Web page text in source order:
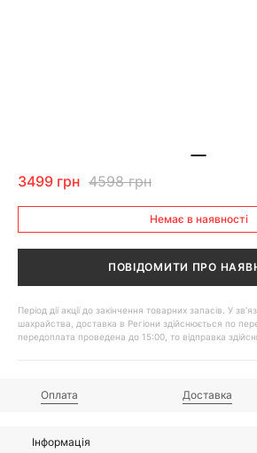
3499 грн 4598 грн
Немає в наявності
ПОВІДОМИТИ ПРО
Період дії акції до закінчення товарних запасів. У
шахрайства, доставка в Регіони здійснюється по
передоплата проведена до 15:00, то відправка
Оплата Доставка
Інформація